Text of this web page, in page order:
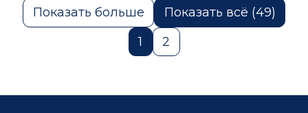
Показать больше
1
2
Показать всё (49)